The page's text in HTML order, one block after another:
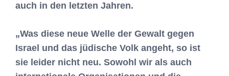
auch in den letzten Jahren.
„Was diese neue Welle der Gewalt gegen
Israel und das jüdische Volk angeht, so ist
sie leider nicht neu. Sowohl wir als auch